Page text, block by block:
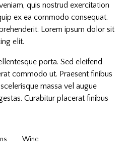
quis nostrud exercitation
ex ea commodo consequat.
Lorem ipsum dolor sit
elit.
porta. Sed eleifend
commodo ut. Praesent finibus
massa vel augue
Curabitur placerat finibus
Wine